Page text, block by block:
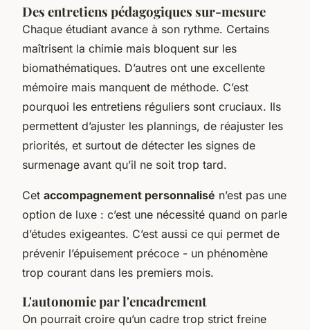
Des entretiens pédagogiques sur-mesure
Chaque étudiant avance à son rythme. Certains
maîtrisent la chimie mais bloquent sur les
biomathématiques. D’autres ont une excellente
mémoire mais manquent de méthode. C’est
pourquoi les entretiens réguliers sont cruciaux. Ils
permettent d’ajuster les plannings, de réajuster les
priorités, et surtout de détecter les signes de
surmenage avant qu’il ne soit trop tard.
Cet accompagnement personnalisé n’est pas une
option de luxe : c’est une nécessité quand on parle
d’études exigeantes. C’est aussi ce qui permet de
prévenir l’épuisement précoce - un phénomène
trop courant dans les premiers mois.
L'autonomie par l'encadrement
On pourrait croire qu’un cadre trop strict freine